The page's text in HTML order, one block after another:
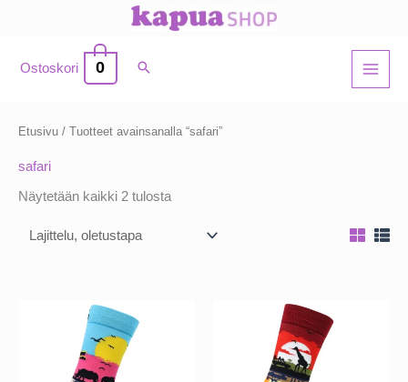
Ostoskori 0
Etusivu / Tuotteet avainsanalla “safari”
safari
Näytetään kaikki 2 tulosta